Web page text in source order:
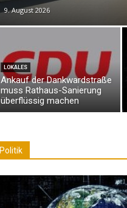
9. August 2026
LOKALES
Ankauf der Dankwardstraße
muss Rathaus-Sanierung
überflüssig machen
Politik